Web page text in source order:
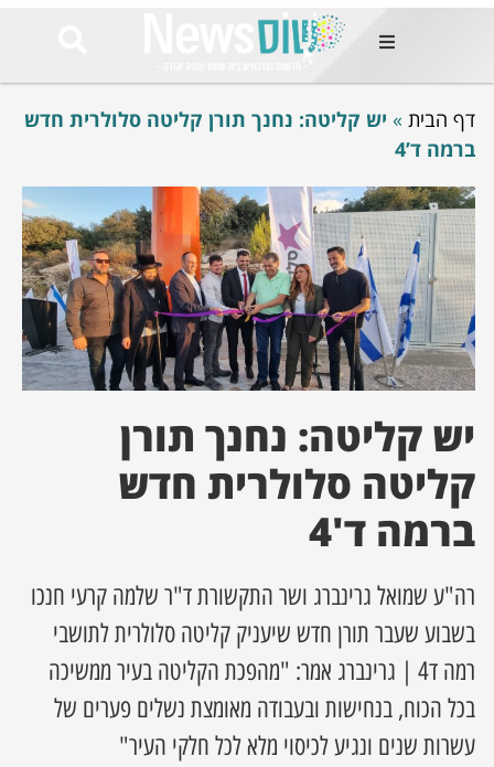
החמות
בימים
באזור
Et
odio
mauris, wisi
tortor
feugiat
ultricies
Congue
mi
מסע מלחמה
השבוע
מקומית
דף הבית » יש קליטה: נחנך תורן קליטה סלולרית חדש
ברמה ד’4
יש קליטה: נחנך תורן
קליטה סלולרית חדש
ברמה ד'4
רה"ע שמואל גרינברג ושר התקשורת ד"ר שלמה קרעי חנכו
בשבוע שעבר תורן חדש שיעניק קליטה סלולרית לתושבי
רמה ד4 | גרינברג אמר: "מהפכת הקליטה בעיר ממשיכה
בכל הכוח, בנחישות ובעבודה מאומצת נשלים פערים של
עשרות שנים ונגיע לכיסוי מלא לכל חלקי העיר"